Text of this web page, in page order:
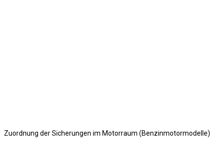
Zuordnung der Sicherungen im Motorraum (Benzinmotormodelle)